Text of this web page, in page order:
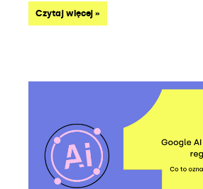
Czytaj więcej »